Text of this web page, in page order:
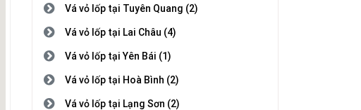
Vá vỏ lốp tại Tuyên Quang (2)
Vá vỏ lốp tại Lai Châu (4)
Vá vỏ lốp tại Yên Bái (1)
Vá vỏ lốp tại Hoà Bình (2)
Vá vỏ lốp tại Lạng Sơn (2)